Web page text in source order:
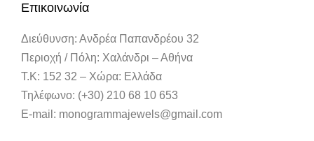
Επικοινωνία
Διεύθυνση: Ανδρέα Παπανδρέου 32
Περιοχή / Πόλη: Χαλάνδρι – Αθήνα
Τ.Κ: 152 32 – Χώρα: Ελλάδα
Τηλέφωνο: (+30) 210 68 10 653
E-mail: monogrammajewels@gmail.com